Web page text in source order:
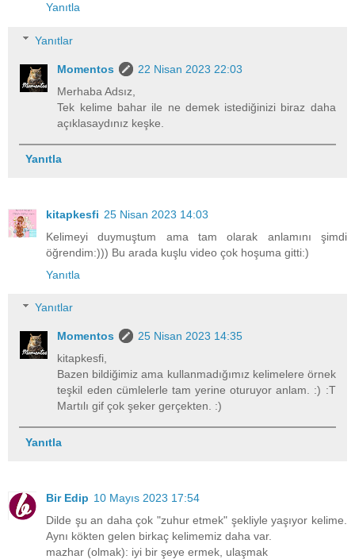
Yanıtla
Yanıtlar
Momentos
22 Nisan 2023 22:03
Merhaba Adsız,
Tek kelime bahar ile ne demek istediğinizi biraz daha
açıklasaydınız keşke.
Yanıtla
kitapkesfi 25 Nisan 2023 14:03
Kelimeyi duymuştum ama tam olarak anlamını şimdi
öğrendim:))) Bu arada kuşlu video çok hoşuma gitti:)
Yanıtla
Yanıtlar
Momentos
25 Nisan 2023 14:35
kitapkesfi,
Bazen bildiğimiz ama kullanmadığımız kelimelere örnek
teşkil eden cümlelerle tam yerine oturuyor anlam. :) :T
Martılı gif çok şeker gerçekten. :)
Yanıtla
Bir Edip 10 Mayıs 2023 17:54
Dilde şu an daha çok "zuhur etmek" şekliyle yaşıyor kelime.
Aynı kökten gelen birkaç kelimemiz daha var.
mazhar (olmak): iyi bir şeye ermek, ulaşmak